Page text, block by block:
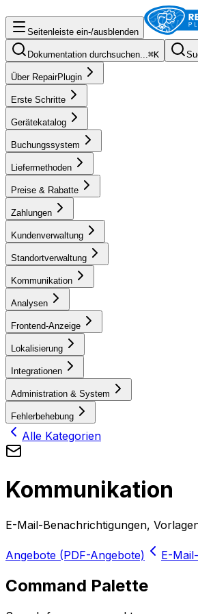
Seitenleiste ein-/ausblenden
Dokumentation durchsuchen...⌘K
Über RepairPlugin
Erste Schritte
Gerätekatalog
Buchungssystem
Liefermethoden
Preise & Rabatte
Zahlungen
Kundenverwaltung
Standortverwaltung
Kommunikation
Analysen
Frontend-Anzeige
Lokalisierung
Integrationen
Administration & System
Fehlerbehebung
Alle Kategorien
Kommunikation
E-Mail-Benachrichtigungen,
Angebote (PDF-Angebote) E-
Command Palette